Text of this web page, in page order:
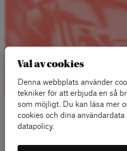
Val av cookies
Denna webbplats använder
tekniker för att erbjuda en så
som möjligt. Du kan läsa mer
cookies och dina användardata
datapolicy.